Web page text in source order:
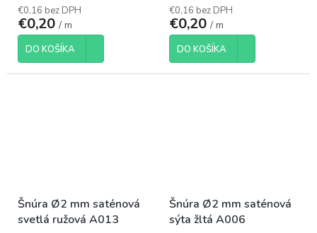
€0,16 bez DPH
€0,20 / m
DO KOŠÍKA
€0,16 bez DPH
€0,20 / m
DO KOŠÍKA
Šnúra Ø2 mm saténová
svetlá ružová A013
Šnúra Ø2 mm saténová
sýta žltá A006